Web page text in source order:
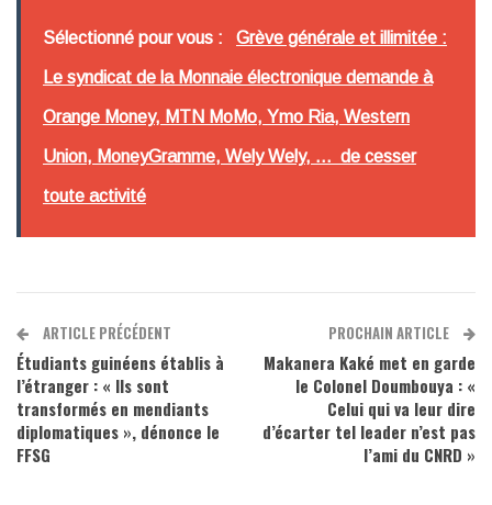
Sélectionné pour vous : Grève générale et illimitée :
Le syndicat de la Monnaie électronique demande à
Orange Money, MTN MoMo, Ymo Ria, Western
Union, MoneyGramme, Wely Wely, ... de cesser
toute activité
ARTICLE PRÉCÉDENT
Étudiants guinéens établis à
l’étranger : « Ils sont
transformés en mendiants
diplomatiques », dénonce le
FFSG
PROCHAIN ARTICLE
Makanera Kaké met en garde
le Colonel Doumbouya : «
Celui qui va leur dire
d’écarter tel leader n’est pas
l’ami du CNRD »